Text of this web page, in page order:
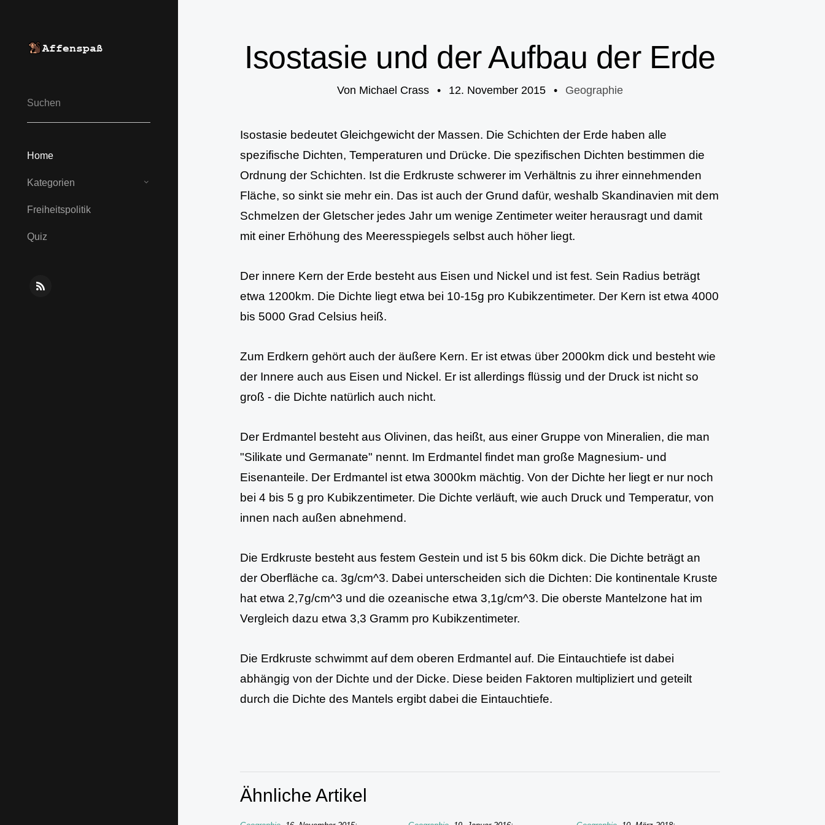
Home
Kategorien
Freiheits­politik
Quiz
R
Isostasie und der Aufbau der Erde
Von Michael Crass • 12. November 2015 • Geographie
Isostasie bedeutet Gleichgewicht der Massen. Die Schichten der Erde haben alle
spezifische Dichten, Temperaturen und Drücke. Die spezifischen Dichten bestimmen die
Ordnung der Schichten. Ist die Erdkruste schwerer im Verhältnis zu ihrer einnehmenden
Fläche, so sinkt sie mehr ein. Das ist auch der Grund dafür, weshalb Skandinavien mit dem
Schmelzen der Gletscher jedes Jahr um wenige Zentimeter weiter herausragt und damit
mit einer Erhöhung des Meeresspiegels selbst auch höher liegt.
Der innere Kern der Erde besteht aus Eisen und Nickel und ist fest. Sein Radius beträgt
etwa 1200km. Die Dichte liegt etwa bei 10-15g pro Kubikzentimeter. Der Kern ist etwa 4000
bis 5000 Grad Celsius heiß.
Zum Erdkern gehört auch der äußere Kern. Er ist etwas über 2000km dick und besteht wie
der Innere auch aus Eisen und Nickel. Er ist allerdings flüssig und der Druck ist nicht so
groß - die Dichte natürlich auch nicht.
Der Erdmantel besteht aus Olivinen, das heißt, aus einer Gruppe von Mineralien, die man
"Silikate und Germanate" nennt. Im Erdmantel findet man große Magnesium- und
Eisenanteile. Der Erdmantel ist etwa 3000km mächtig. Von der Dichte her liegt er nur noch
bei 4 bis 5 g pro Kubikzentimeter. Die Dichte verläuft, wie auch Druck und Temperatur, von
innen nach außen abnehmend.
Die Erdkruste besteht aus festem Gestein und ist 5 bis 60km dick. Die Dichte beträgt an
der Oberfläche ca. 3g/cm^3. Dabei unterscheiden sich die Dichten: Die kontinentale Kruste
hat etwa 2,7g/cm^3 und die ozeanische etwa 3,1g/cm^3. Die oberste Mantelzone hat im
Vergleich dazu etwa 3,3 Gramm pro Kubikzentimeter.
Die Erdkruste schwimmt auf dem oberen Erdmantel auf. Die Eintauchtiefe ist dabei
abhängig von der Dichte und der Dicke. Diese beiden Faktoren multipliziert und geteilt
durch die Dichte des Mantels ergibt dabei die Eintauchtiefe.
Ähnliche Artikel